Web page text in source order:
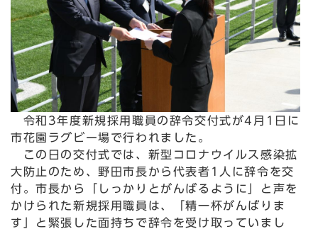
令和3年度新規採用職員の辞令交付式が4月1日に
市花園ラグビー場で行われました。
この日の交付式では、新型コロナウイルス感染拡
大防止のため、野田市長から代表者1人に辞令を交
付。市長から「しっかりとがんばるように」と声を
かけられた新規採用職員は、「精一杯がんばりま
す」と緊張した面持ちで辞令を受け取っていまし